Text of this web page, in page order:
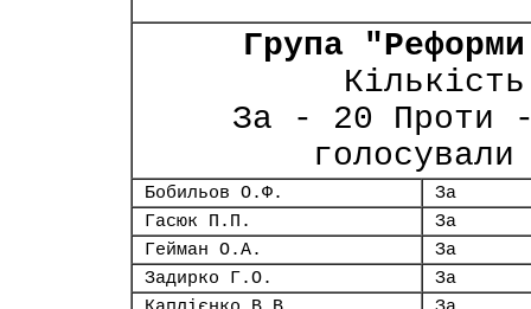
Група
За - 20 Проти
Бобильов О.Ф.
За
Гасюк П.П.
За
Гейман О.А.
За
Задирко Г.О.
За